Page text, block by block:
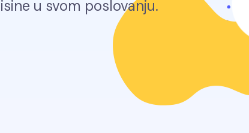
u svom poslovanju.